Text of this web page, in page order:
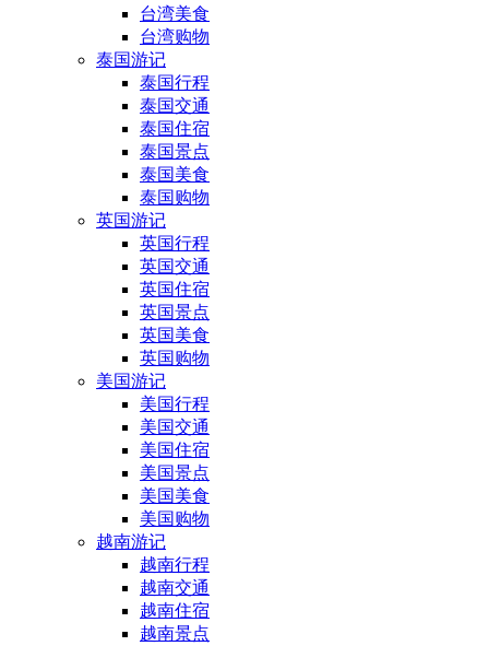
台湾美食
台湾购物
泰国游记
泰国行程
泰国交通
泰国住宿
泰国景点
泰国美食
泰国购物
英国游记
英国行程
英国交通
英国住宿
英国景点
英国美食
英国购物
美国游记
美国行程
美国交通
美国住宿
美国景点
美国美食
美国购物
越南游记
越南行程
越南交通
越南住宿
越南景点